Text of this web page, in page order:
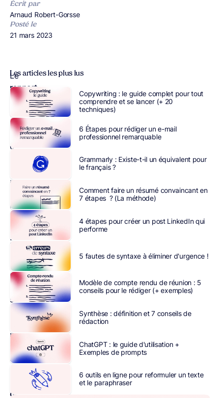
Écrit par
Publié par
Arnaud Robert-Gorsse
Posté le
Publié le
21 mars 2023
Le
rapport
d’étonnement
un
document
de
plus
utilisé
lors
d’un
recrutement
:
l’entreprise
invite
le
nouveau
salarié
transcrire
par
ses
remarques
observations
Les articles les plus lus
Copywriting : le guide complet pour tout
comprendre et se lancer (+ 20
techniques)
6 Étapes pour rédiger un e-mail
professionnel remarquable
Grammarly : Existe-t-il un équivalent pour
le français ?
Comment faire un résumé convaincant en
7 étapes ? (La méthode)
4 étapes pour créer un post LinkedIn qui
performe
5 fautes de syntaxe à éliminer d'urgence !
Modèle de compte rendu de réunion : 5
conseils pour le rédiger (+ exemples)
Synthèse : définition et 7 conseils de
rédaction
ChatGPT : le guide d'utilisation +
Exemples de prompts
6 outils en ligne pour reformuler un texte
et le paraphraser